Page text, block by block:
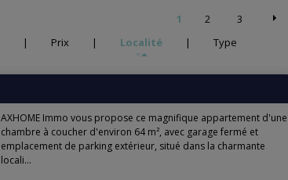
1 2
3
| Prix | Localité | Type
AXHOME Immo vous propose ce magnifique appartement d'une
chambre à coucher d'environ 64 m², avec garage fermé et
emplacement de parking extérieur, situé dans la charmante
locali...